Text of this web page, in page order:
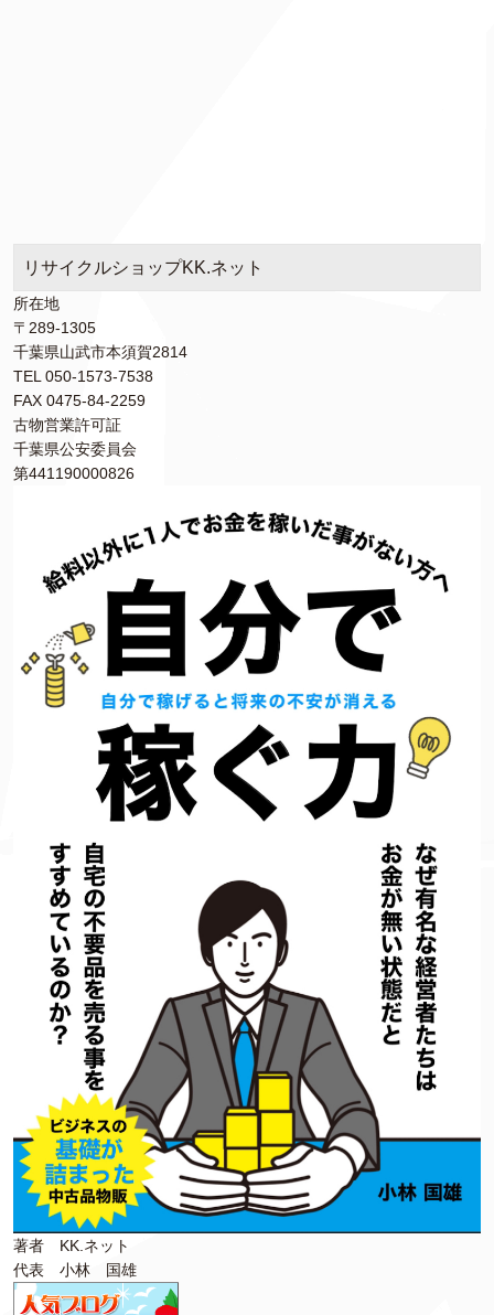
リサイクルショップKK.ネット
所在地
〒289-1305
千葉県山武市本須賀2814
TEL 050-1573-7538
FAX 0475-84-2259
古物営業許可証
千葉県公安委員会
第441190000826
著者 KK.ネット
代表 小林 国雄